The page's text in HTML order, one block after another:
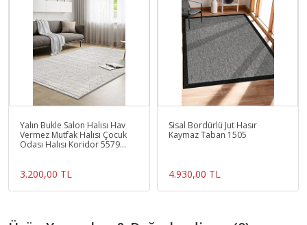
Yalın Bukle Salon Halısı Hav
Vermez Mutfak Halısı Çocuk
Odası Halısı Koridor 5579
3.200,00 TL
Sisal Bordürlü Jut Hasır
Kaymaz Taban 1505
4.930,00 TL